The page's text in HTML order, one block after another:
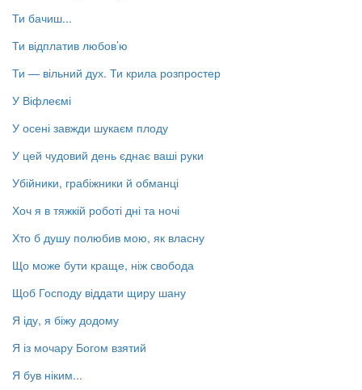
Ти бачиш...
Ти відплатив любов’ю
Ти — вільний дух. Ти крила розпростер
У Віфлеємі
У осені завжди шукаєм плоду
У цей чудовий день єднає ваші руки
Убійники, грабіжники й обманці
Хоч я в тяжкій роботі дні та ночі
Хто б душу полюбив мою, як власну
Що може бути краще, ніж свобода
Щоб Господу віддати щиру шану
Я іду, я біжу додому
Я із мочару Богом взятий
Я був ніким...